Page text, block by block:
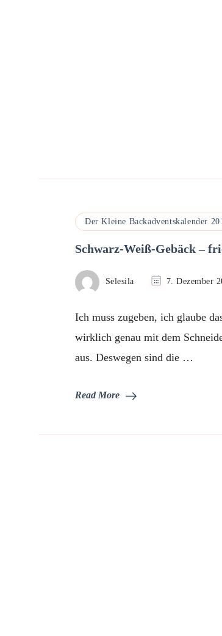
Der Kleine Backadventskalender
Schwarz-Weiß-Gebäck –
Selesila 7. Dezember
Ich muss zugeben, ich glaube
wirklich genau mit dem
aus. Deswegen sind die …
Read More